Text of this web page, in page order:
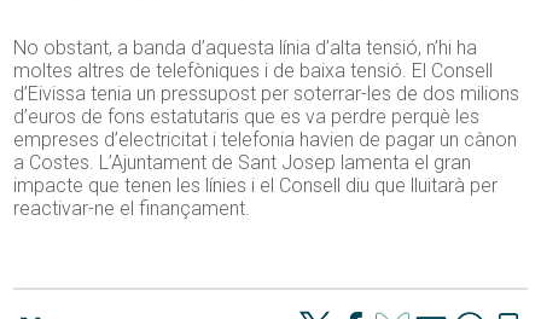
No obstant, a banda d’aquesta línia d’alta tensió, n’hi ha
moltes altres de telefòniques i de baixa tensió. El Consell
d’Eivissa tenia un pressupost per soterrar-les de dos milions
d’euros de fons estatutaris que es va perdre perquè les
empreses d’electricitat i telefonia havien de pagar un cànon
a Costes. L’Ajuntament de Sant Josep lamenta el gran
impacte que tenen les línies i el Consell diu que lluitarà per
reactivar-ne el finançament.